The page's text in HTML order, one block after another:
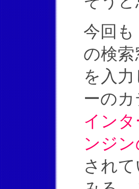
今回も
の検
を入
ーの
イン
ンジ
されて